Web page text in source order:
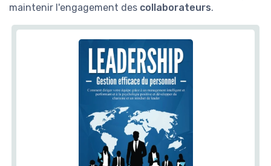
maintenir l'engagement des collaborateurs.